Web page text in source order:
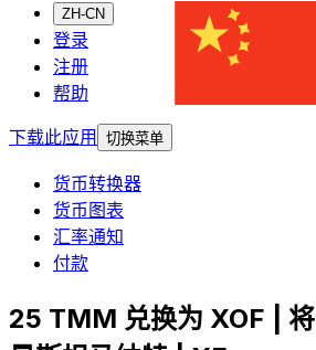
ZH-CN
登录
注册
帮助
下载此应用
切换菜单
货币转换器
货币图表
汇率通知
付款
25 TMM 兑换为 XOF |